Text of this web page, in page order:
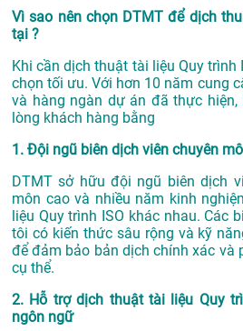
Vì sao nên chọn DTMT để dịch
tại ?
Khi cần dịch thuật tài liệu Quy trình
chọn tối ưu. Với hơn 10 năm cung
và hàng ngàn dự án đã thực
lòng khách hàng bằng
1. Đội ngũ biên dịch viên chuyên
DTMT sở hữu đội ngũ biên dịch
môn cao và nhiều năm kinh
liệu Quy trình ISO khác nhau. Các
tôi có kiến thức sâu rộng và kỹ
để đảm bảo bản dịch chính xác và
cụ thể.
2. Hỗ trợ dịch thuật tài liệu Quy
ngôn ngữ